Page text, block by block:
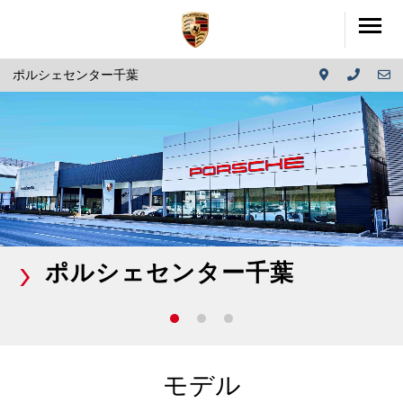
ポルシェセンター千葉
ポルシェセンター千葉
モデル